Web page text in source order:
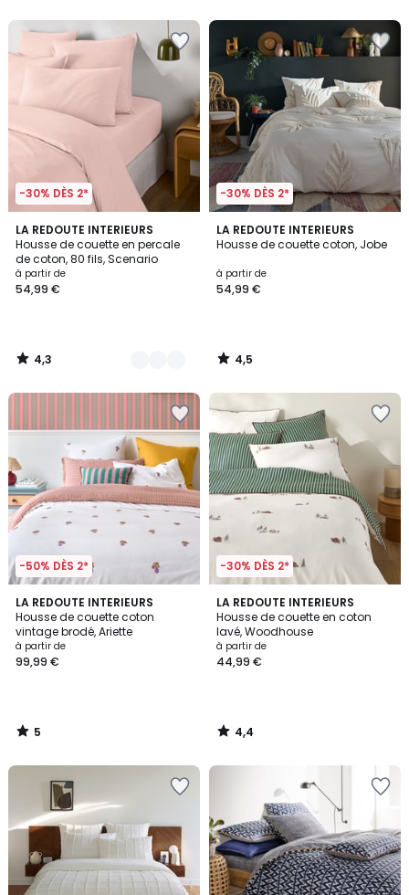
-30% DÈS 2*
LA REDOUTE INTERIEURS
Housse de couette en percale
de coton, 80 fils, Scenario
à partir de
54,99 €
4,3
/ 5
21
Couleurs
4,3
/
-30% DÈS 2*
LA REDOUTE INTERIEURS
Housse de couette coton, Jobe
à partir de
54,99 €
4,5
/ 5
4,5
/
-50% DÈS 2*
LA REDOUTE INTERIEURS
Housse de couette coton
vintage brodé, Ariette
à partir de
99,99 €
5
/
5
5
/
-30% DÈS 2*
LA REDOUTE INTERIEURS
Housse de couette en coton
lavé, Woodhouse
à partir de
44,99 €
4,4
/ 5
4,4
/